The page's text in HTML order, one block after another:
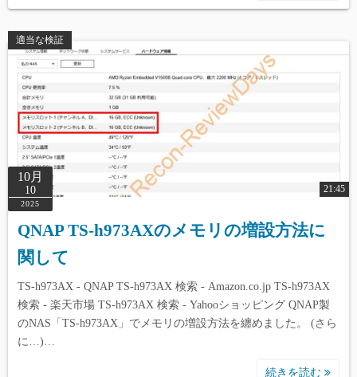
適当な検証
10月
10
2025
21:45
QNAP TS-h973AXのメモリの増設方法に
関して
TS-h973AX - QNAP TS-h973AX 検索 - Amazon.co.jp TS-h973AX
検索 - 楽天市場 TS-h973AX 検索 - Yahooショッピング QNAP製
のNAS「TS-h973AX」でメモリの増設方法を纏めました。 (さら
に…)…
続きを読む